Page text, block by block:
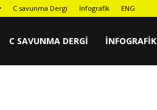
C savunma Dergi İnfografik ENG
C SAVUNMA DERGI İNFOGRAFIK